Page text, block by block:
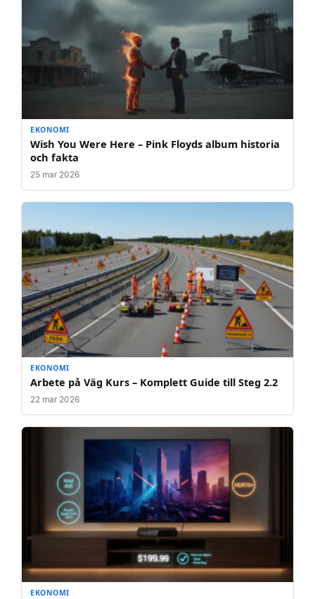
EKONOMI
Wish You Were Here – Pink Floyds album historia
och fakta
25 mar 2026
EKONOMI
Arbete på Väg Kurs – Komplett Guide till Steg 2.2
22 mar 2026
EKONOMI